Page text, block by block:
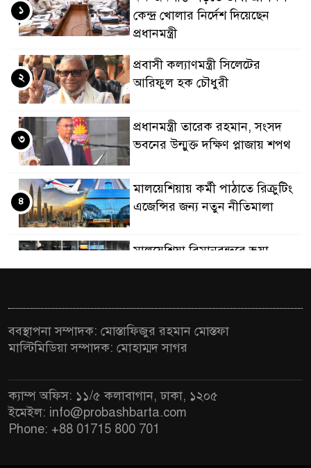
কেন্দ্র খোলার নির্দেশ দিয়েছেন
প্রধানমন্ত্রী
১
প্রবাসী কল্যাণমন্ত্রী সিলেটের
আরিফুল হক চৌধুরী
২
প্রধানমন্ত্রী তারেক রহমান, সংসদ
ভবনের উন্মুক্ত দক্ষিণ প্লাজায় শপথ
৩
মালয়েশিয়ায় কর্মী পাঠাতে রিক্রুটিং
এজেন্সির জন্য নতুন নীতিমালা
৪
মালয়েশিয়া বিমানবন্দরে ভুয়া
ভিসায় আটকের তালিকার শীর্ষে
অভিযোগে ৫ বাংলাদেশি গ্রেফতার
৬
কুয়ালালামপুরে বিশেষ অভিযানে
বাংলাদেশিসহ ৭৭০ অভিবাসী আটক
৭
ববস্থাপনা সম্পাদক: মোস্তাফিজুর রহমান মোস্তফা
মাল্টিমিডিয়া সম্পাদক: মোহাম্মদ সাগর
ক্যাম্প অফিস: ১১/৫ কলাবাগান, ঢাকা, ১২০৫
ইমেইল: info@probashbarta.com
Phone: +88 01715 800 701